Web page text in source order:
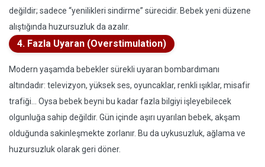
değildir; sadece “yenilikleri sindirme” sürecidir. Bebek yeni düzene
alıştığında huzursuzluk da azalır.
4. Fazla Uyaran (Overstimulation)
Modern yaşamda bebekler sürekli uyaran bombardımanı
altındadır: televizyon, yüksek ses, oyuncaklar, renkli ışıklar, misafir
trafiği... Oysa bebek beyni bu kadar fazla bilgiyi işleyebilecek
olgunluğa sahip değildir. Gün içinde aşırı uyarılan bebek, akşam
olduğunda sakinleşmekte zorlanır. Bu da uykusuzluk, ağlama ve
huzursuzluk olarak geri döner.